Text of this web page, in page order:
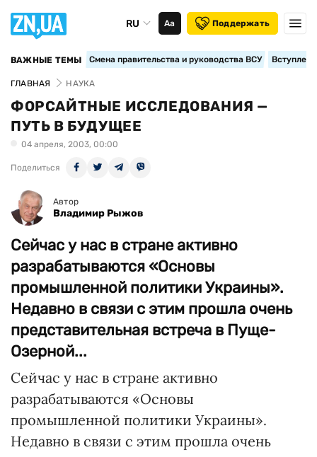
RU Аа Поддержать
ВАЖНЫЕ ТЕМЫ Смена правительства и руководства ВСУ
ГЛАВНАЯ НАУКА
ФОРСАЙТНЫЕ ИССЛЕДОВАНИЯ —
ПУТЬ В БУДУЩЕЕ
04 апреля, 2003, 00:00
Поделиться
Автор
Владимир Рыжов
Сейчас у нас в стране активно
разрабатываются «Основы
промышленной политики Украины».
Недавно в связи с этим прошла очень
представительная встреча в Пуще-
Озерной...
Сейчас у нас в стране активно
разрабатываются «Основы
промышленной политики Украины».
Недавно в связи с этим прошла очень